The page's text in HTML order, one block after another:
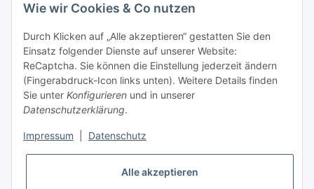
Wie wir Cookies & Co nutzen
Durch Klicken auf „Alle akzeptieren“ gestatten Sie den
Einsatz folgender Dienste auf unserer Website:
ReCaptcha. Sie können die Einstellung jederzeit ändern
(Fingerabdruck-Icon links unten). Weitere Details finden
Sie unter Konfigurieren und in unserer
Datenschutzerklärung.
Impressum Datenschutz
Alle akzeptieren